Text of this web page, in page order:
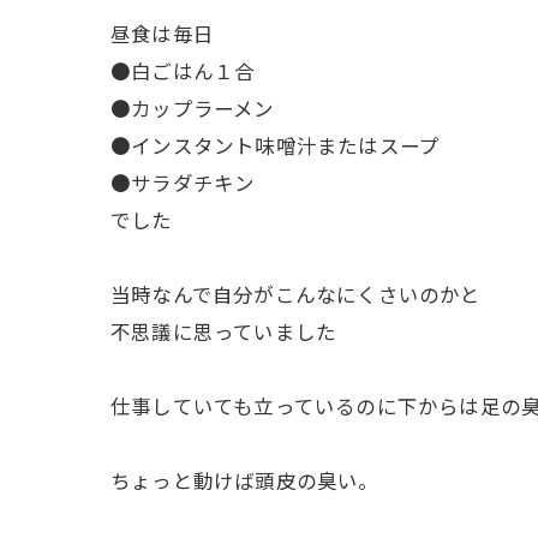
昼食は毎日
●白ごはん１合
●カップラーメン
●インスタント味噌汁またはスープ
●サラダチキン
でした
当時なんで自分がこんなにくさいのかと
不思議に思っていました
仕事していても立っているのに下からは足の
ちょっと動けば頭皮の臭い。